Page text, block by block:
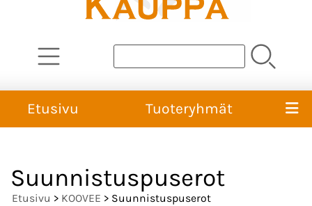
Etusivu Tuoteryhmät
Suunnistuspuserot
Etusivu > KOOVEE > Suunnistuspuserot